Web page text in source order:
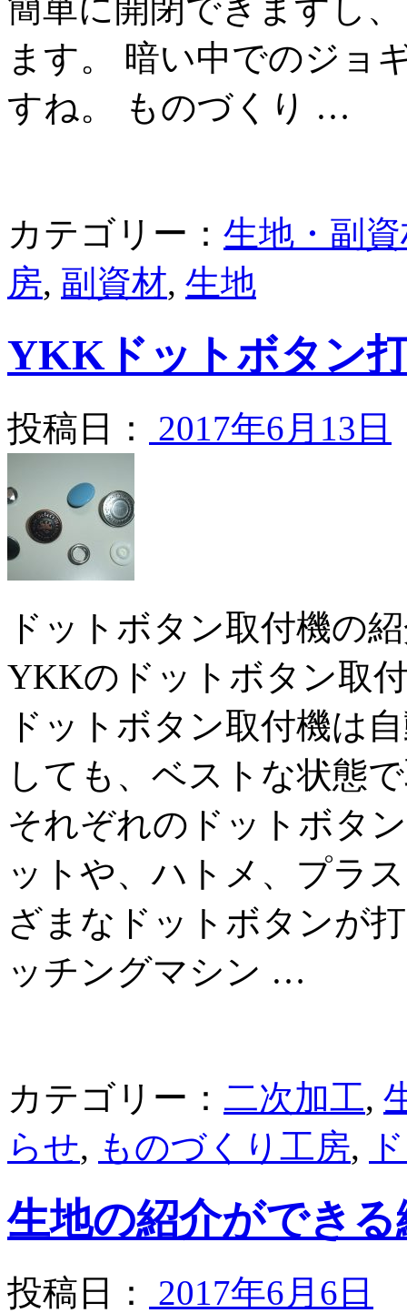
簡単に開閉できますし
ます。 暗い中でのジョ
すね。 ものづくり …
カテゴリー： 生地・副
房, 副資材, 生地
YKKドットボタン
投稿日： 2017年6月13日
ドットボタン取付機の
YKKのドットボタン取
ドットボタン取付機は
しても、ベストな状態
それぞれのドットボタ
ットや、ハトメ、プラ
ざまなドットボタンが
ッチングマシン …
カテゴリー： 二次加工,
らせ, ものづくり工房,
生地の紹介ができ
投稿日： 2017年6月6日